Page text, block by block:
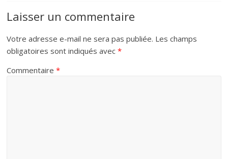
Laisser un commentaire
Votre adresse e-mail ne sera pas publiée. Les champs
obligatoires sont indiqués avec*
Commentaire*